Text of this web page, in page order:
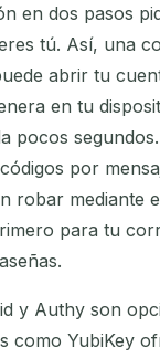
en dos pasos
tú. Así, una
abrir tu
en tu
pocos
por
robar mediante
para tu
y Authy son
como YubiKey